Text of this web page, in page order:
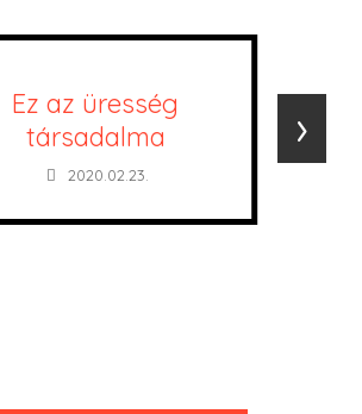
Ez az üresség
társadalma
2020.02.23.
›